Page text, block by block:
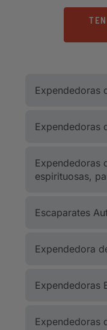
Expendedoras
Expendedoras
Expendedoras
espirituosas,
Escaparates
Expendedora
Expendedoras
Expendedoras